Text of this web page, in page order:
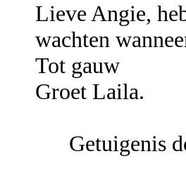
Lieve Angie,
wachten
Tot gauw
Groet Laila.
Getuigenis